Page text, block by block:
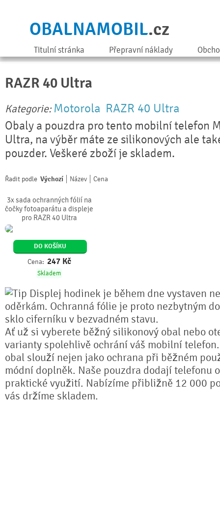
OBALNAMOBIL.cz
Titulní stránka Přepravní náklady
RAZR 40 Ultra
Kategorie: Motorola RAZR 40 Ultra
Obaly a pouzdra pro tento mobilní telefon
Ultra, na výběr máte ze silikonových ale
pouzder. Veškeré zboží je skladem.
Řadit podle Výchozí Název Cena
3x sada ochranných fólií na
čočky fotoaparátu a displeje
pro RAZR 40 Ultra
DO KOŠÍKU
Cena: 247 Kč
Skladem
Displej hodinek je během dne vystaven
oděrkám. Ochranná fólie je proto nezbytným
sklo ciferníku v bezvadném stavu.
Ať už si vyberete běžný silikonový obal nebo
varianty spolehlivě ochrání váš mobilní
obal slouží nejen jako ochrana při běžném
módní doplněk. Naše pouzdra dodají telefonu
praktické využití. Nabízíme přibližně 12 000
vás držíme skladem.